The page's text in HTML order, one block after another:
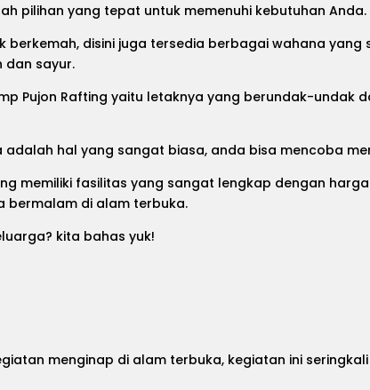
pilihan yang tepat untuk memenuhi kebutuhan
berkemah, disini juga tersedia berbagai wahana
dan sayur.
Pujon Rafting yaitu letaknya yang berundak-undak
adalah hal yang sangat biasa, anda bisa mencoba
memiliki fasilitas yang sangat lengkap dengan
bermalam di alam terbuka.
kita bahas yuk!
menginap di alam terbuka, kegiatan ini